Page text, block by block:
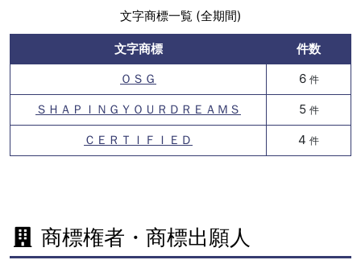
文字商標一覧 (全期間)
文字商標
件数
ＯＳＧ
6 件
ＳＨＡＰＩＮＧＹＯＵＲＤＲＥＡＭＳ 5 件
ＣＥＲＴＩＦＩＥＤ 4 件
商標権者・商標出願人